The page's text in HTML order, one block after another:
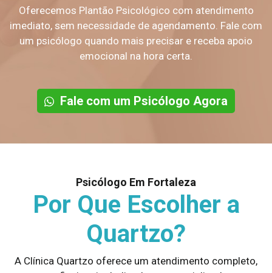
Oferecemos Plantão Psicológico com atendimento
imediato, sem necessidade de agendamento. Fale com
um psicólogo quando mais precisar e receba apoio
emocional na hora certa.
Fale com um Psicólogo Agora
Psicólogo Em Fortaleza
Por Que Escolher a
Quartzo?
A Clínica Quartzo oferece um atendimento completo,